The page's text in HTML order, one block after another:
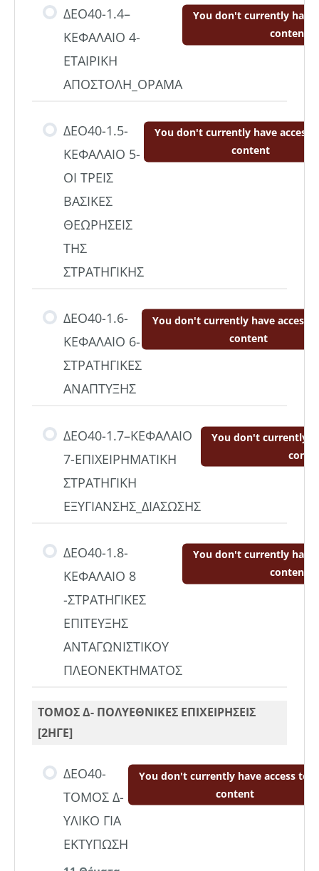
ΔΕΟ40-1.4–
ΚΕΦΑΛΑΙΟ 4-
ΕΤΑΙΡΙΚΗ
ΑΠΟΣΤΟΛΗ_ΟΡΑΜΑ
You don't currently have
content
ΔΕΟ40-1.5-
ΚΕΦΑΛΑΙΟ 5-
ΟΙ ΤΡΕΙΣ
ΒΑΣΙΚΕΣ
ΘΕΩΡΗΣΕΙΣ
ΤΗΣ
ΣΤΡΑΤΗΓΙΚΗΣ
You don't currently have access
content
ΔΕΟ40-1.6-
ΚΕΦΑΛΑΙΟ 6-
ΣΤΡΑΤΗΓΙΚΕΣ
ΑΝΑΠΤΥΞΗΣ
You don't currently have access
content
ΔΕΟ40-1.7–ΚΕΦΑΛΑΙΟ
7-ΕΠΙΧΕΙΡΗΜΑΤΙΚΗ
ΣΤΡΑΤΗΓΙΚΗ
ΕΞΥΓΙΑΝΣΗΣ_ΔΙΑΣΩΣΗΣ
You don't currently
ΔΕΟ40-1.8-
ΚΕΦΑΛΑΙΟ 8
-ΣΤΡΑΤΗΓΙΚΕΣ
ΕΠΙΤΕΥΞΗΣ
ΑΝΤΑΓΩΝΙΣΤΙΚΟΥ
ΠΛΕΟΝΕΚΤΗΜΑΤΟΣ
You don't currently have
content
ΤΟΜΟΣ Δ- ΠΟΛΥΕΘΝΙΚΕΣ ΕΠΙΧΕΙΡΗΣΕΙΣ
[2ΗΓΕ]
ΔΕΟ40-
ΤΟΜΟΣ Δ-
ΥΛΙΚΟ ΓΙΑ
ΕΚΤΥΠΩΣΗ
You don't currently have access to
content